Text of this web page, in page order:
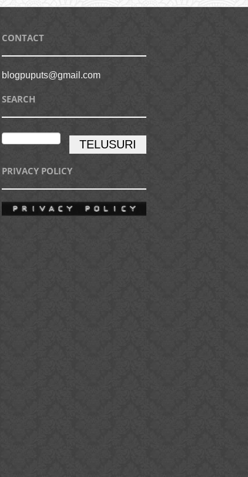
CONTACT
blogpuputs@gmail.com
SEARCH
PRIVACY POLICY